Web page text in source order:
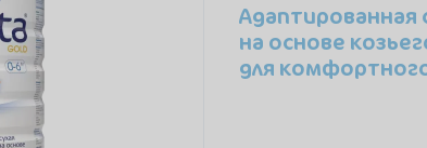
Адаптированная
на основе
для